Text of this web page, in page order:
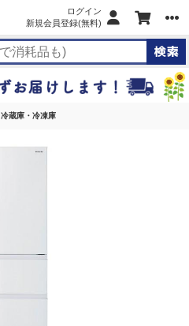
ログイン
新規会員登録(無料)
冷蔵庫・冷凍庫